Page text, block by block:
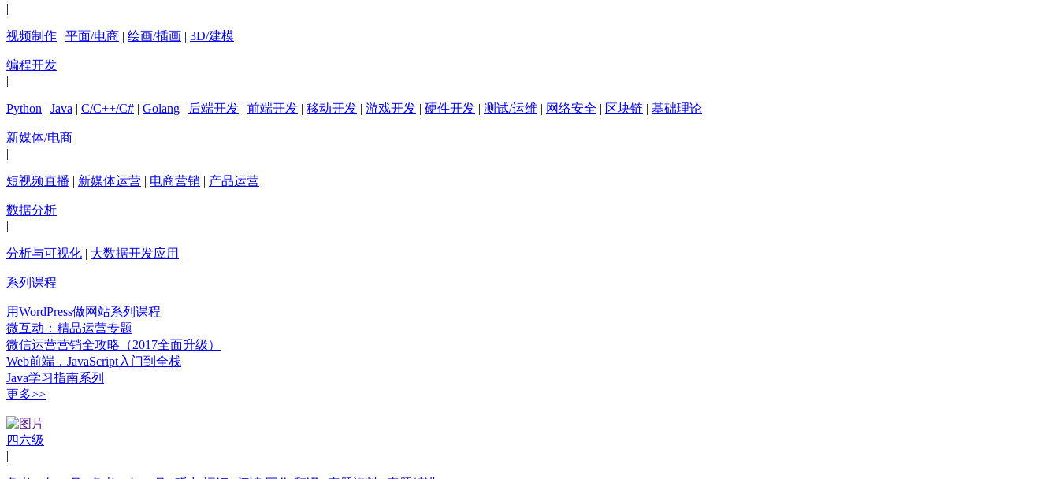
|
视频制作 | 平面/电商 | 绘画/插画 | 3D/建模
编程开发
|
Python | Java | C/C++/C# | Golang | 后端开发 | 前端开发 | 移动开发 | 游戏开发 | 硬件开发 | 测试/运维 | 网络安全 | 区块链 | 基础理论
新媒体/电商
|
短视频直播 | 新媒体运营 | 电商营销 | 产品运营
数据分析
|
分析与可视化 | 大数据开发应用
系列课程
用WordPress做网站系列课程
微互动：精品运营专题
微信运营营销全攻略（2017全面升级）
Web前端，JavaScript入门到全栈
Java学习指南系列
更多>>
四六级
|